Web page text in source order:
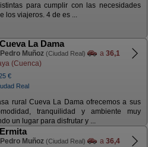
para cumplir con las necesidades
los viajeros. 4 de es ...
La Dama
Pedro Muñoz (Ciudad Real) a 36,1
(Cuenca)
€
Real
rural Cueva La Dama ofrecemos a sus
tranquilidad y ambiente muy
un lugar para disfrutar y ...
Pedro Muñoz (Ciudad Real) a 36,4